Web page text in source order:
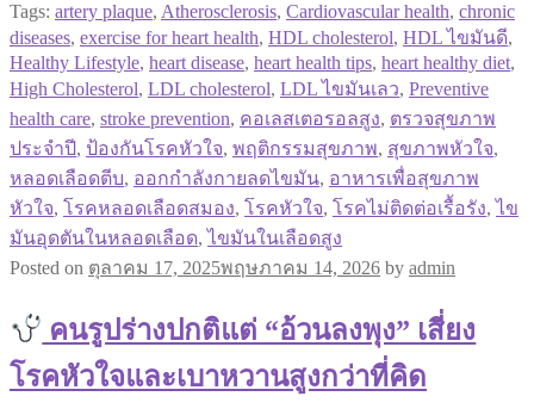
Tags: artery plaque, Atherosclerosis, Cardiovascular health, chronic
diseases, exercise for heart health, HDL cholesterol, HDL ไขมันดี,
Healthy Lifestyle, heart disease, heart health tips, heart healthy diet,
High Cholesterol, LDL cholesterol, LDL ไขมันเลว, Preventive
health care, stroke prevention, คอเลสเตอรอลสูง, ตรวจสุขภาพ
ประจำปี, ป้องกันโรคหัวใจ, พฤติกรรมสุขภาพ, สุขภาพหัวใจ,
หลอดเลือดตีบ, ออกกำลังกายลดไขมัน, อาหารเพื่อสุขภาพ
หัวใจ, โรคหลอดเลือดสมอง, โรคหัวใจ, โรคไม่ติดต่อเรื้อรัง,ไข
มันอุดตันในหลอดเลือด,ไขมันในเลือดสูง
Posted on ตุลาคม 17, 2025พฤษภาคม 14, 2026 by admin
คนรูปร่างปกติแต่ “อ้วนลงพุง” เสี่ยง
โรคหัวใจและเบาหวานสูงกว่าที่คิด